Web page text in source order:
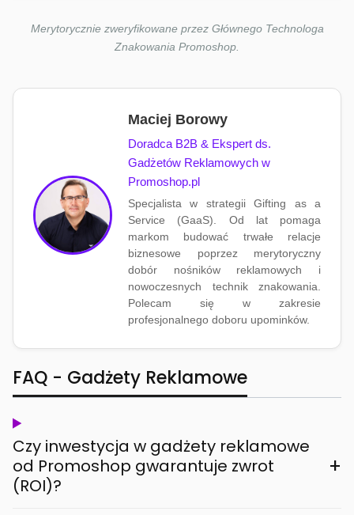
Merytorycznie zweryfikowane przez Głównego Technologa
Znakowania Promoshop.
Maciej Borowy
Doradca B2B & Ekspert ds.
Gadżetów Reklamowych w
Promoshop.pl
Specjalista w strategii Gifting as a
Service (GaaS). Od lat pomaga
markom budować trwałe relacje
biznesowe poprzez merytoryczny
dobór nośników reklamowych i
nowoczesnych technik znakowania.
Polecam się w zakresie
profesjonalnego doboru upominków.
FAQ - Gadżety Reklamowe
Czy inwestycja w gadżety reklamowe
od Promoshop gwarantuje zwrot
(ROI)?
+